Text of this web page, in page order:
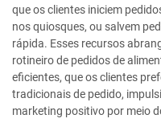
que os clientes iniciem
nos quiosques, ou salvem
rápida. Esses recursos
rotineiro de pedidos de
eficientes, que os clientes
tradicionais de pedido,
marketing positivo por meio